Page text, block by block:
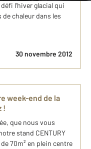
l'hiver glacial qui
chaleur dans les
30 novembre 2012
week-end de la
!
que nous vous
stand CENTURY
70m² en plein centre